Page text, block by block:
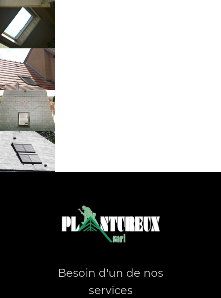
Besoin d'un de nos
services